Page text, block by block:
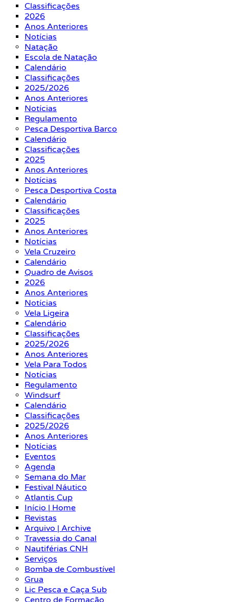
Classificações
2026
Anos Anteriores
Notícias
Natação
Escola de Natação
Calendário
Classificações
2025/2026
Anos Anteriores
Notícias
Regulamento
Pesca Desportiva Barco
Calendário
Classificações
2025
Anos Anteriores
Notícias
Pesca Desportiva Costa
Calendário
Classificações
2025
Anos Anteriores
Notícias
Vela Cruzeiro
Calendário
Quadro de Avisos
2026
Anos Anteriores
Notícias
Vela Ligeira
Calendário
Classificações
2025/2026
Anos Anteriores
Vela Para Todos
Notícias
Regulamento
Windsurf
Calendário
Classificações
2025/2026
Anos Anteriores
Notícias
Eventos
Agenda
Semana do Mar
Festival Náutico
Atlantis Cup
Início | Home
Revistas
Arquivo | Archive
Travessia do Canal
Nautiférias CNH
Serviços
Bomba de Combustível
Grua
Lic Pesca e Caça Sub
Centro de Formação